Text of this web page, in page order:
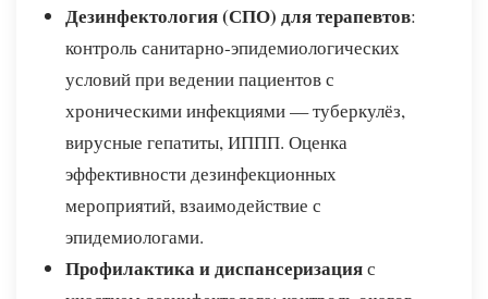
Дезинфектология (СПО) для терапевтов:
контроль санитарно-эпидемиологических
условий при ведении пациентов с
хроническими инфекциями — туберкулёз,
вирусные гепатиты, ИППП. Оценка
эффективности дезинфекционных
мероприятий, взаимодействие с
эпидемиологами.
Профилактика и диспансеризацияс